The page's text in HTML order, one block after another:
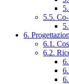
5.5.
6.
6.1.
6.2.